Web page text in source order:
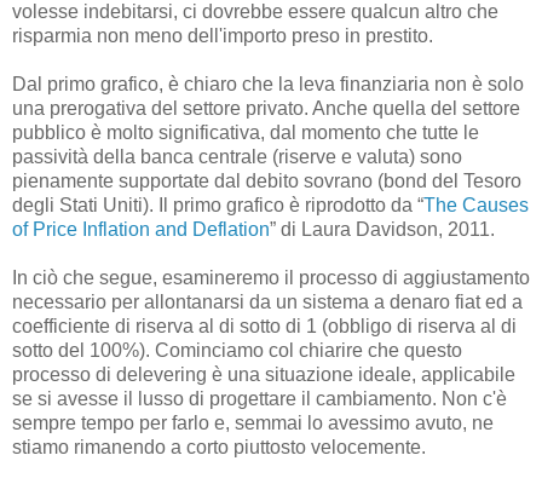
volesse indebitarsi, ci dovrebbe essere qualcun altro che
risparmia non meno dell'importo preso in prestito.
Dal primo grafico, è chiaro che la leva finanziaria non è solo
una prerogativa del settore privato. Anche quella del settore
pubblico è molto significativa, dal momento che tutte le
passività della banca centrale (riserve e valuta) sono
pienamente supportate dal debito sovrano (bond del Tesoro
degli Stati Uniti). Il primo grafico è riprodotto da “The Causes
of Price Inflation and Deflation” di Laura Davidson, 2011.
In ciò che segue, esamineremo il processo di aggiustamento
necessario per allontanarsi da un sistema a denaro fiat ed a
coefficiente di riserva al di sotto di 1 (obbligo di riserva al di
sotto del 100%). Cominciamo col chiarire che questo
processo di delevering è una situazione ideale, applicabile
se si avesse il lusso di progettare il cambiamento. Non c'è
sempre tempo per farlo e, semmai lo avessimo avuto, ne
stiamo rimanendo a corto piuttosto velocemente.